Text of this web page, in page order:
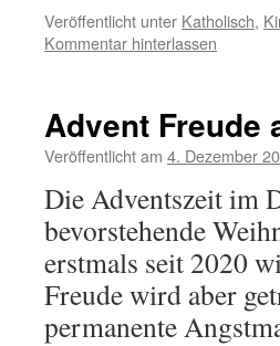
Veröffentlicht unter Katholisch,
Kommentar hinterlassen
Advent Freude
Veröffentlicht am 4. Dezember
Die Adventszeit im
bevorstehende
erstmals seit 2020
Freude wird aber
permanente